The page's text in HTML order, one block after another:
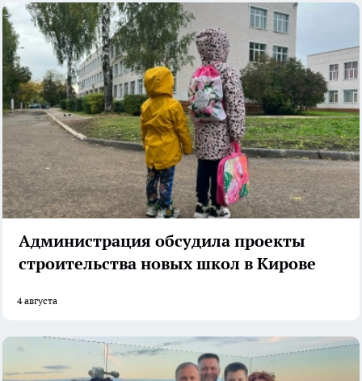
Администрация обсудила проекты
строительства новых школ в Кирове
4 августа